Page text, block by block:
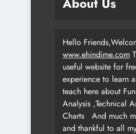
Hello
www.ehindime.com
useful website for
experience to learn
teach here about
Analysis ,Technical
Charts
And much
and thankful to all